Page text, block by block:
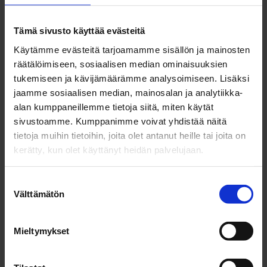
Tämä sivusto käyttää evästeitä
Käytämme evästeitä tarjoamamme sisällön ja mainosten
räätälöimiseen, sosiaalisen median ominaisuuksien
tukemiseen ja kävijämäärämme analysoimiseen. Lisäksi
jaamme sosiaalisen median, mainosalan ja analytiikka-
alan kumppaneillemme tietoja siitä, miten käytät
sivustoamme. Kumppanimme voivat yhdistää näitä
tietoja muihin tietoihin, joita olet antanut heille tai joita on
kerätty, kun olet käyttänyt heidän palvelujaan.
Välttämätön
Mieltymykset
yritysyhteistyöstä ja yhteisistä tavoitteista eivät siis
epämiellyttäviä, päinvastoin. Tekemistä toki vielä on,
mutta tahdon tai ymmärryksen puutetta emme voi
enää esittää syyksi. Maailmanpuu-hankkeessa
tulemme edelleen kehittämään ratkaisuja siihen,
miten yhdistämme TKI-toiminnan yhä vahvemmin
elinkeinoelämän tarpeisiin ja
kaupallistamisprosesseihin.
3. Oletus:
Läpimurtoinnovaatioista
skaalautuvaa